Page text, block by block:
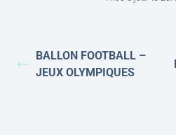
BALLON FOOTBALL –
JEUX OLYMPIQUES